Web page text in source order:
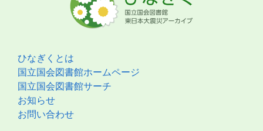
ひなぎくとは
国立国会図書館ホームページ
国立国会図書館サーチ
お知らせ
お問い合わせ